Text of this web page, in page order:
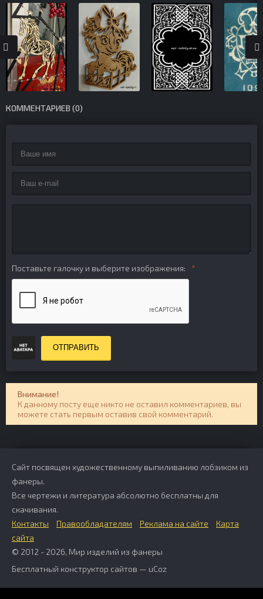
КОММЕНТАРИЕВ (0)
Поставьте галочку и выберите изображения:
ОТПРАВИТЬ
Внимание!
К данному посту еще никто не оставил комментариев, вы
можете стать первым оставив свой комментарий.
Сайт посвящен художественному выпиливанию лобзиком из
фанеры.
Все чертежи и литература абсолютно бесплатны для
скачивания.
Контакты
Правообладателям Реклама на сайте
Карта
сайта
© 2012 - 2026, Мир изделий из фанеры
Бесплатный конструктор сайтов — uCoz